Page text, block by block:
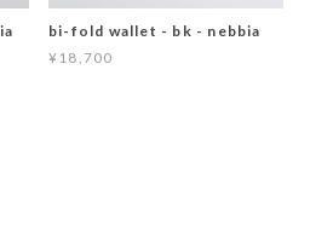
bi-fold wallet - bk - nebbia
¥18,700